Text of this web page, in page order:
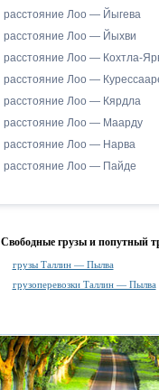
расстояние Лоо — Йыгева
расстояние Лоо — Йыхви
расстояние Лоо — Кохтла-
расстояние Лоо —
расстояние Лоо — Кярдла
расстояние Лоо — Маарду
расстояние Лоо — Нарва
расстояние Лоо — Пайде
Свободные грузы и попутный
грузы Таллин — Пылва
грузоперевозки Таллин — Пылва